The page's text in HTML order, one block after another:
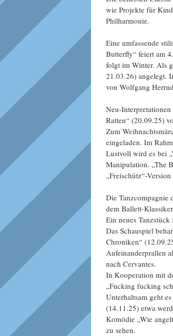
wie Projekte für
Philharmonie.
Eine umfassende
Butterfly“ feiert am
folgt im Winter. Als
21.03.26) angelegt.
von Wolfgang
Neu-
Ratten“ (20.09.25)
Zum
eingeladen. Im
Lustvoll wird es bei
Manipulation. „The
„Freischütz“-
Die Tanzcompagnie
dem Ballett-
Ein neues
Das Schauspiel
Chroniken“
Aufeinanderprallen
nach Cervantes.
In Kooperation mit
„Fucking fucking
Unterhaltsam geht
(14.11.25) etwa
Komödie „Wie
zu sehen.